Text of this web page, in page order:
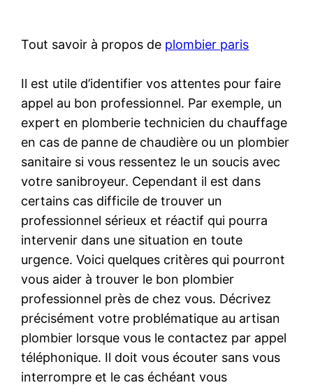
Tout savoir à propos de plombier paris
Il est utile d’identifier vos attentes pour faire
appel au bon professionnel. Par exemple, un
expert en plomberie technicien du chauffage
en cas de panne de chaudière ou un plombier
sanitaire si vous ressentez le un soucis avec
votre sanibroyeur. Cependant il est dans
certains cas difficile de trouver un
professionnel sérieux et réactif qui pourra
intervenir dans une situation en toute
urgence. Voici quelques critères qui pourront
vous aider à trouver le bon plombier
professionnel près de chez vous. Décrivez
précisément votre problématique au artisan
plombier lorsque vous le contactez par appel
téléphonique. Il doit vous écouter sans vous
interrompre et le cas échéant vous